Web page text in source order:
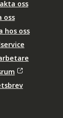
oss
oss
hos oss